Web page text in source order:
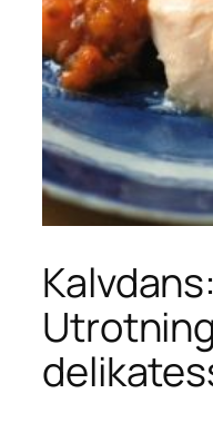
Kalvdans: